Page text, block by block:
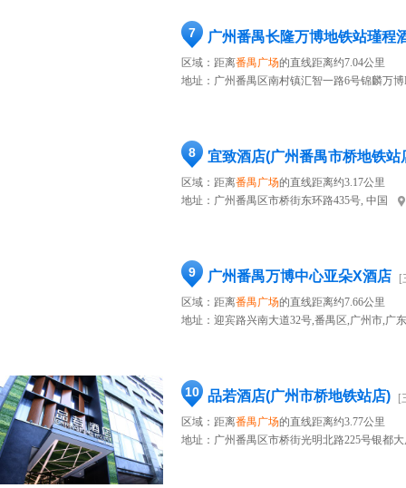
7 广州番禺长隆万博地铁站瑾程
区域：距离番禺广场的直线距离约7.04公里
地址： 广州番禺区南村镇汇智一路6号锦麟万
8 宜致酒店(广州番禺市桥地铁站
区域：距离番禺广场的直线距离约3.17公里
地址： 广州番禺区市桥街东环路435号, 中国
9 广州番禺万博中心亚朵X酒店
[
区域：距离番禺广场的直线距离约7.66公里
地址： 迎宾路兴南大道32号,番禺区,广州市,广东
10 品若酒店(广州市桥地铁站店)
[
区域：距离番禺广场的直线距离约3.77公里
地址： 广州番禺区市桥街光明北路225号银都